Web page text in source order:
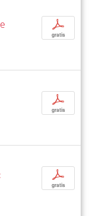
p
gratis
p
gratis
p
gratis